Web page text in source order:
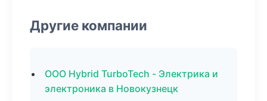
Другие компании
ООО Hybrid TurboTech - Электрика и
электроника в Новокузнецк